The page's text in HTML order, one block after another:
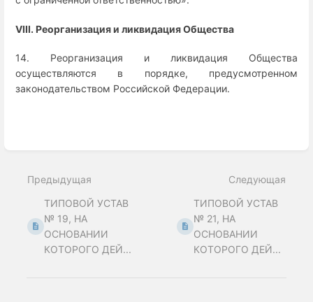
VIII. Реорганизация и ликвидация Общества
14. Реорганизация и ликвидация Общества
осуществляются в порядке, предусмотренном
законодательством Российской Федерации.
mode
Предыдущая
ТИПОВОЙ УСТАВ
№ 19, НА
ОСНОВАНИИ
КОТОРОГО ДЕЙ...
Следующая
ТИПОВОЙ УСТАВ
№ 21, НА
ОСНОВАНИИ
КОТОРОГО ДЕЙ...